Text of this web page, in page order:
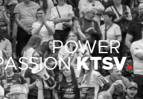
POWER
KTSV